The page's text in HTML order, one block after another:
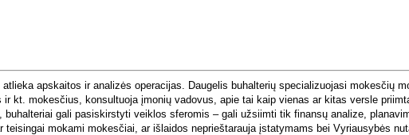
apskaitos ir analizės operacijas. Daugelis buhalterių specializuojasi mokesčių
kt. mokesčius, konsultuoja įmonių vadovus, apie tai kaip vienas ar kitas versle
gali pasiskirstyti veiklos sferomis – gali užsiimti tik finansų analize,
mokami mokesčiai, ar išlaidos neprieštarauja įstatymams bei Vyriausybės